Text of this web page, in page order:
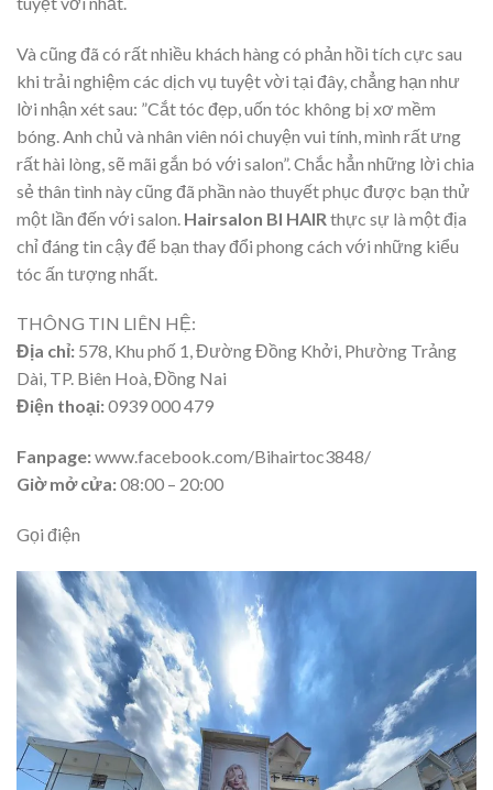
Và cũng đã có rất nhiều khách hàng có phản hồi tích cực sau
khi trải nghiệm các dịch vụ tuyệt vời tại đây, chẳng hạn như
lời nhận xét sau: ”Cắt tóc đẹp, uốn tóc không bị xơ mềm
bóng. Anh chủ và nhân viên nói chuyện vui tính, mình rất ưng
rất hài lòng, sẽ mãi gắn bó với salon”. Chắc hẳn những lời chia
sẻ thân tình này cũng đã phần nào thuyết phục được bạn thử
một lần đến với salon. Hairsalon BI HAIR thực sự là một địa
chỉ đáng tin cậy để bạn thay đổi phong cách với những kiểu
tóc ấn tượng nhất.
THÔNG TIN LIÊN HỆ:
Địa chỉ: 578, Khu phố 1, Đường Đồng Khởi, Phường Trảng
Dài, TP. Biên Hoà, Đồng Nai
Điện thoại:0939 000 479
Fanpage:www.facebook.com/Bihairtoc3848/
Giờ mở cửa:08:00 – 20:00
Gọi điện